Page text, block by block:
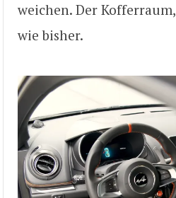
weichen. Der
wie bisher.